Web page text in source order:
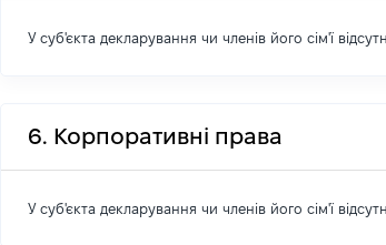
У суб'єкта декларування чи членів його сім'ї
6. Корпоративні права
У суб'єкта декларування чи членів його сім'ї